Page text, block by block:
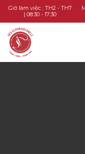
Giờ làm việc : TH2 - TH7
| 08:30 - 17:30
TRANG CHỦ
DANH MỤC SẢN
KIẾN THỨC